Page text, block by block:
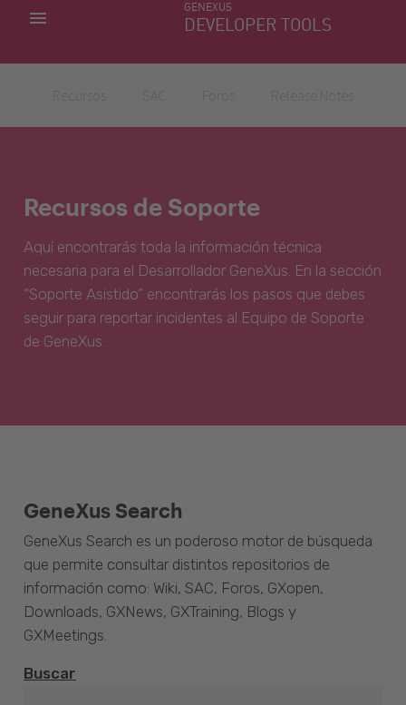
GENEXUS
DEVELOPER TOOLS
MIS APLICACIONES
Recursos de Soporte
Aquí encontrarás toda la información técnica
necesaria para el Desarrollador GeneXus. En la sección
“Soporte Asistido” encontrarás los pasos que debes
seguir para reportar incidentes al Equipo de Soporte
de GeneXus.
GeneXus Search
GeneXus Search es un poderoso motor de búsqueda
que permite consultar distintos repositorios de
información como: Wiki, SAC, Foros, GXopen,
Downloads, GXNews, GXTraining, Blogs y
GXMeetings.
Buscar